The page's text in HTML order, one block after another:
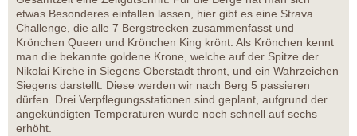
etwas Besonderes einfallen lassen, hier gibt es eine Strava
Challenge, die alle 7 Bergstrecken zusammenfasst und
Krönchen Queen und Krönchen King krönt. Als Krönchen kennt
man die bekannte goldene Krone, welche auf der Spitze der
Nikolai Kirche in Siegens Oberstadt thront, und ein Wahrzeichen
Siegens darstellt. Diese werden wir nach Berg 5 passieren
dürfen. Drei Verpflegungsstationen sind geplant, aufgrund der
angekündigten Temperaturen wurde noch schnell auf sechs
erhöht.